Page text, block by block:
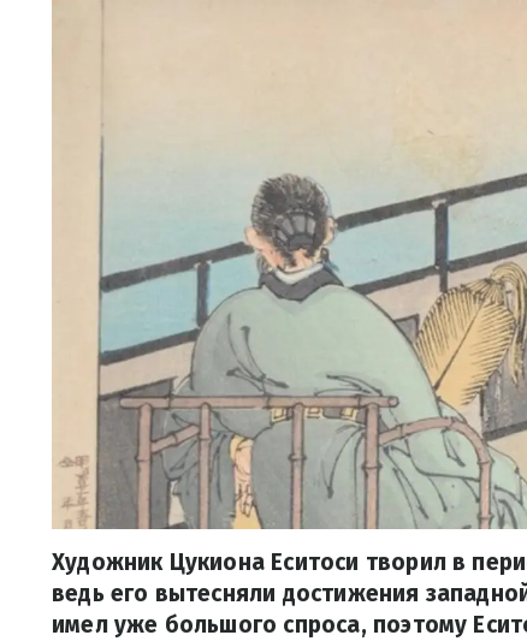
Художник Цукиона Еситоси творил в
ведь его вытесняли достижения
имел уже большого спроса, поэтому